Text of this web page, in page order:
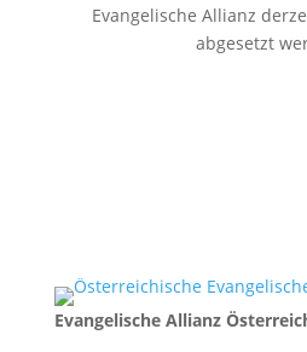
Evangelische Allianz
abgesetzt
Evangelische Allianz